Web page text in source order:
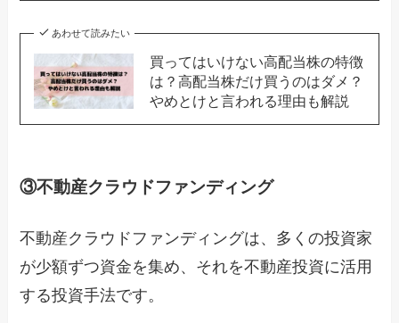
あわせて読みたい
買ってはいけない高配当株の特徴
は？高配当株だけ買うのはダメ？
やめとけと言われる理由も解説
③不動産クラウドファンディング
不動産クラウドファンディングは、多くの投資家
が少額ずつ資金を集め、それを不動産投資に活用
する投資手法です。